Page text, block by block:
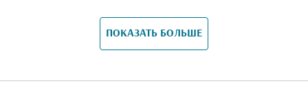
ПОКАЗАТЬ БОЛЬШЕ